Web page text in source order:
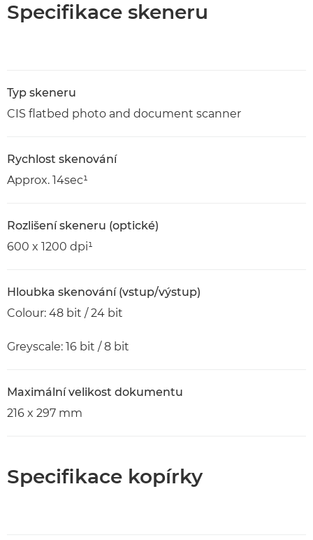
Specifikace skeneru
Typ skeneru
CIS flatbed photo and document scanner
Rychlost skenování
Approx. 14sec¹
Rozlišení skeneru (optické)
600 x 1200 dpi¹
Hloubka skenování (vstup/výstup)
Colour: 48 bit / 24 bit
Greyscale: 16 bit / 8 bit
Maximální velikost dokumentu
216 x 297 mm
Specifikace kopírky